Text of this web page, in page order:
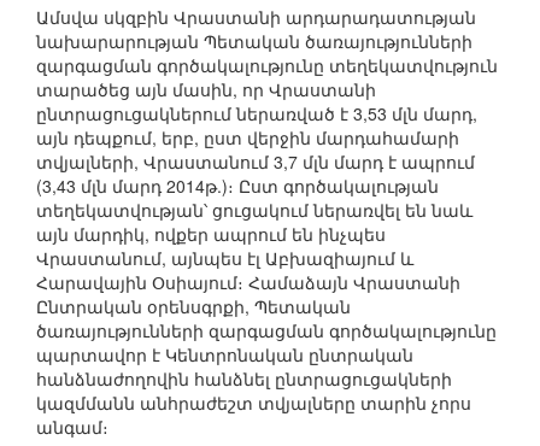
Ամսվա սկզբին Վրաստանի արդարադատության
նախարարության Պետական ծառայությունների
զարգացման գործակալությունը տեղեկատվություն
տարածեց այն մասին, որ Վրաստանի
ընտրացուցակներում ներառված է 3,53 մլն մարդ,
այն դեպքում, երբ, ըստ վերջին մարդահամարի
տվյալների, Վրաստանում 3,7 մլն մարդ է ապրում
(3,43 մլն մարդ 2014թ.)։ Ըստ գործակալության
տեղեկատվության՝ ցուցակում ներառվել են նաև
այն մարդիկ, ովքեր ապրում են ինչպես
Վրաստանում, այնպես էլ Աբխազիայում և
Հարավային Օսիայում։ Համաձայն Վրաստանի
Ընտրական օրենսգրքի, Պետական
ծառայությունների զարգացման գործակալությունը
պարտավոր է Կենտրոնական ընտրական
հանձնաժողովին հանձնել ընտրացուցակների
կազմմանն անհրաժեշտ տվյալները տարին չորս
անգամ։